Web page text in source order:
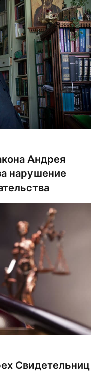
Андрея
нарушение
Свидетельниц